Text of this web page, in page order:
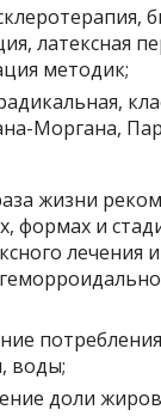
латексная
методик;
Моргана,
жизни
формах и
лечения
воды;
доли